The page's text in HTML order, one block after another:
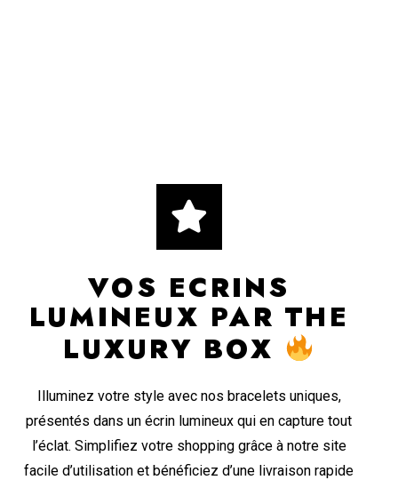
VOS ECRINS
LUMINEUX PAR THE
LUXURY BOX
Illuminez votre style avec nos bracelets uniques,
présentés dans un écrin lumineux qui en capture tout
l’éclat. Simplifiez votre shopping grâce à notre site
facile d’utilisation et bénéficiez d’une livraison rapide